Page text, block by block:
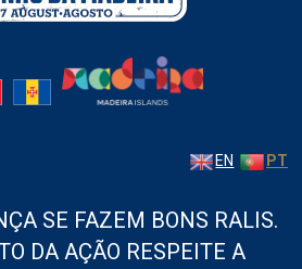
EN PT
SE FAZEM BONS RALIS.
DA AÇÃO RESPEITE A